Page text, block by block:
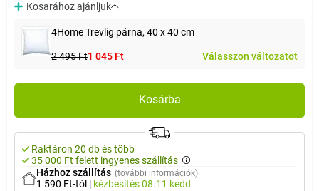
Kosarához ajánljuk
4Home Trevlig párna, 40 x 40 cm
2 495 Ft1 045 Ft Válasszon változatot
Kosárba
Raktáron 20 db és több
35 000 Ft felett ingyenes szállítás
Házhoz szállítás (további információk)
1 590 Ft-tól | kézbesítés08.11 kedd